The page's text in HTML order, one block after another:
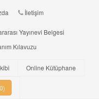
İletişim
Yayınevi Belgesi
Kılavuzu
Online Kütüphane